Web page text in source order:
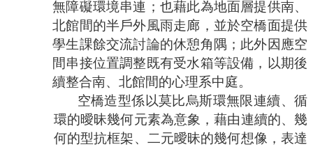
無障礙環境串連；也藉此為地面層提供南、
北館間的半戶外風雨走廊，並於空橋面提供
學生課餘交流討論的休憩角隅；此外因應空
間串接位置調整既有受水箱等設備，以期後
續整合南、北館間的心理系中庭。
空橋造型係以莫比烏斯環無限連續、循
環的曖昧幾何元素為意象，藉由連續的、幾
何的型抗框架、二元曖昧的幾何想像，表達